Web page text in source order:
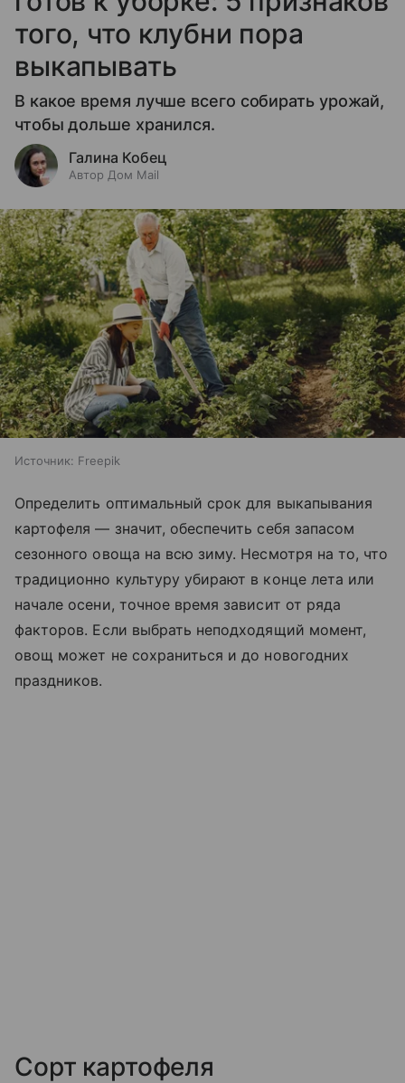
того, что клубни пора
выкапывать
В какое время лучше всего собирать урожай,
чтобы дольше хранился.
Галина Кобец
Автор Дом Mail
Источник: Freepik
Определить оптимальный срок для выкапывания
картофеля — значит, обеспечить себя запасом
сезонного овоща на всю зиму. Несмотря на то, что
традиционно культуру убирают в конце лета или
начале осени, точное время зависит от ряда
факторов. Если выбрать неподходящий момент,
овощ может не сохраниться и до новогодних
праздников.
Сорт картофеля